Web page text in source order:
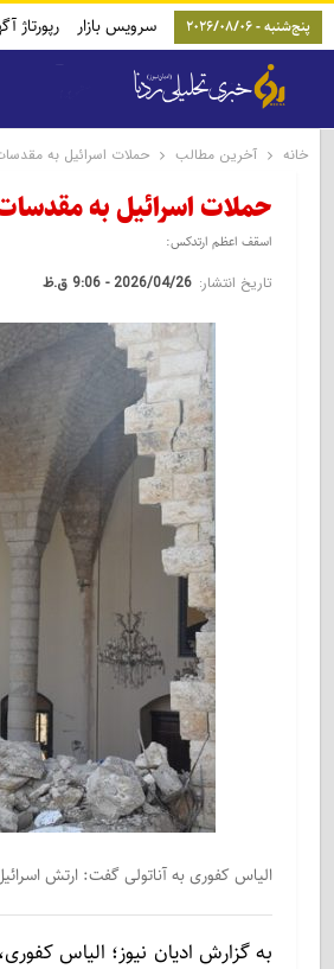
پنج‌شنبه - 2026/08/06 سرویس بازار رپورتاژ
خانه آخرین مطالب حملات اسرائیل به
حملات اسرائیل به
اسقف اعظم ارتدکس:
تاریخ انتشار: 2026/04/26 - 9:06 ق.ظ
الیاس کفوری به آناتولی گفت: ارتش
به گزارش ادیان نیوز؛ الیاس